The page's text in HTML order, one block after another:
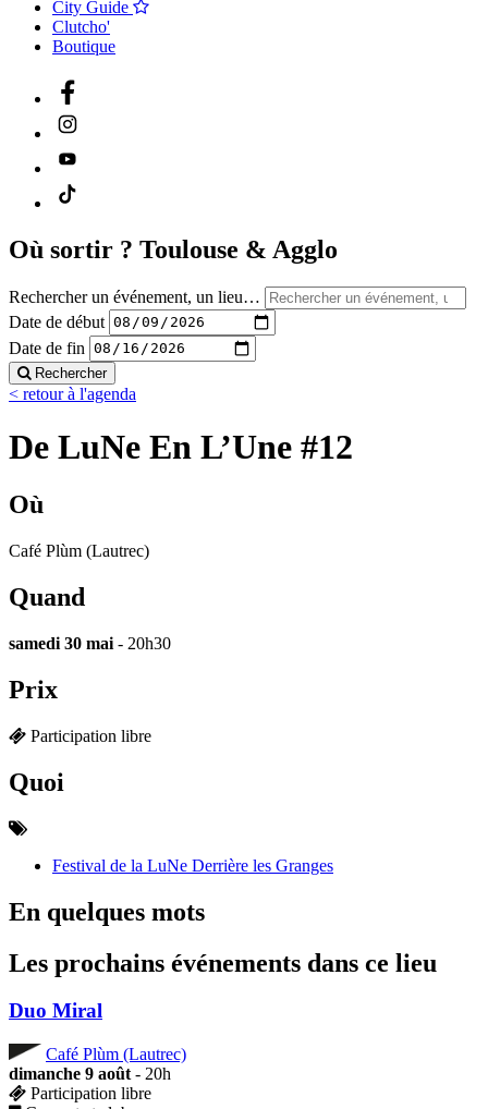
City Guide
Clutcho'
Boutique
Où sortir ? Toulouse & Agglo
Rechercher un événement, un lieu…
Date de début
Date de fin
Rechercher
< retour à l'agenda
De LuNe En L’Une #12
Où
Café Plùm (Lautrec)
Quand
samedi 30 mai - 20h30
Prix
Participation libre
Quoi
Festival de la LuNe Derrière les Granges
En quelques mots
Les prochains événements dans ce lieu
Duo Miral
Café Plùm (Lautrec)
dimanche 9 août - 20h
Participation libre